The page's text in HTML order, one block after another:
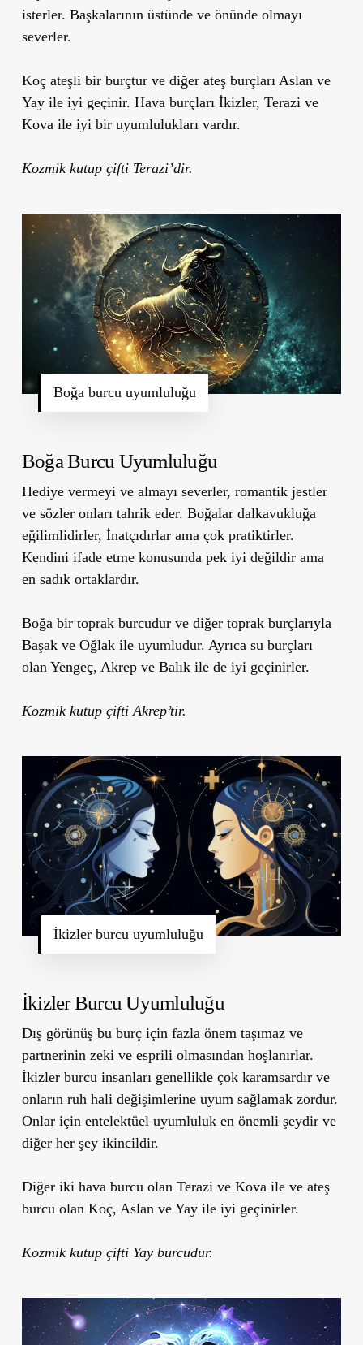
isterler. Başkalarının üstünde ve önünde olmayı
severler.
Koç ateşli bir burçtur ve diğer ateş burçları Aslan ve
Yay ile iyi geçinir. Hava burçları İkizler, Terazi ve
Kova ile iyi bir uyumlulukları vardır.
Kozmik kutup çifti Terazi’dir.
Boğa burcu uyumluluğu
Boğa Burcu Uyumluluğu
Hediye vermeyi ve almayı severler, romantik jestler
ve sözler onları tahrik eder. Boğalar dalkavukluğa
eğilimlidirler, İnatçıdırlar ama çok pratiktirler.
Kendini ifade etme konusunda pek iyi değildir ama
en sadık ortaklardır.
Boğa bir toprak burcudur ve diğer toprak burçlarıyla
Başak ve Oğlak ile uyumludur. Ayrıca su burçları
olan Yengeç, Akrep ve Balık ile de iyi geçinirler.
Kozmik kutup çifti Akrep’tir.
İkizler burcu uyumluluğu
İkizler Burcu Uyumluluğu
Dış görünüş bu burç için fazla önem taşımaz ve
partnerinin zeki ve esprili olmasından hoşlanırlar.
İkizler burcu insanları genellikle çok karamsardır ve
onların ruh hali değişimlerine uyum sağlamak zordur.
Onlar için entelektüel uyumluluk en önemli şeydir ve
diğer her şey ikincildir.
Diğer iki hava burcu olan Terazi ve Kova ile ve ateş
burcu olan Koç, Aslan ve Yay ile iyi geçinirler.
Kozmik kutup çifti Yay burcudur.